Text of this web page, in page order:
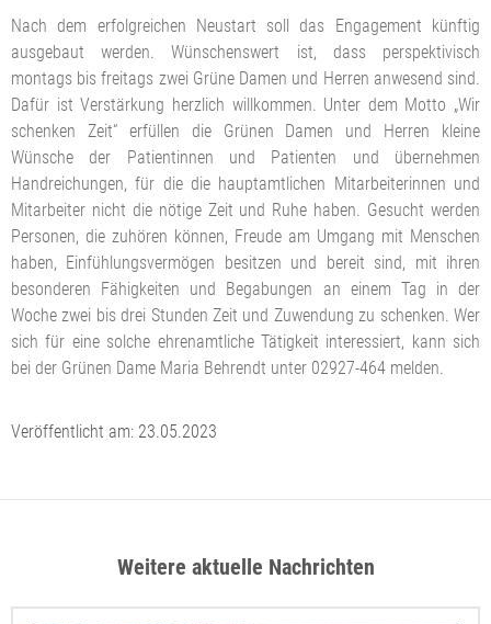
Nach dem erfolgreichen Neustart soll das Engagement künftig
ausgebaut werden. Wünschenswert ist, dass perspektivisch
montags bis freitags zwei Grüne Damen und Herren anwesend sind.
Dafür ist Verstärkung herzlich willkommen. Unter dem Motto „Wir
schenken Zeit“ erfüllen die Grünen Damen und Herren kleine
Wünsche der Patientinnen und Patienten und übernehmen
Handreichungen, für die die hauptamtlichen Mitarbeiterinnen und
Mitarbeiter nicht die nötige Zeit und Ruhe haben. Gesucht werden
Personen, die zuhören können, Freude am Umgang mit Menschen
haben, Einfühlungsvermögen besitzen und bereit sind, mit ihren
besonderen Fähigkeiten und Begabungen an einem Tag in der
Woche zwei bis drei Stunden Zeit und Zuwendung zu schenken. Wer
sich für eine solche ehrenamtliche Tätigkeit interessiert, kann sich
bei der Grünen Dame Maria Behrendt unter 02927-464 melden.
Veröffentlicht am: 23.05.2023
Weitere aktuelle Nachrichten